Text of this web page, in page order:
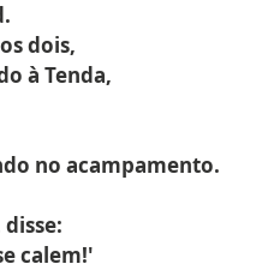
dois,
à Tenda,
no acampamento.
calem!'